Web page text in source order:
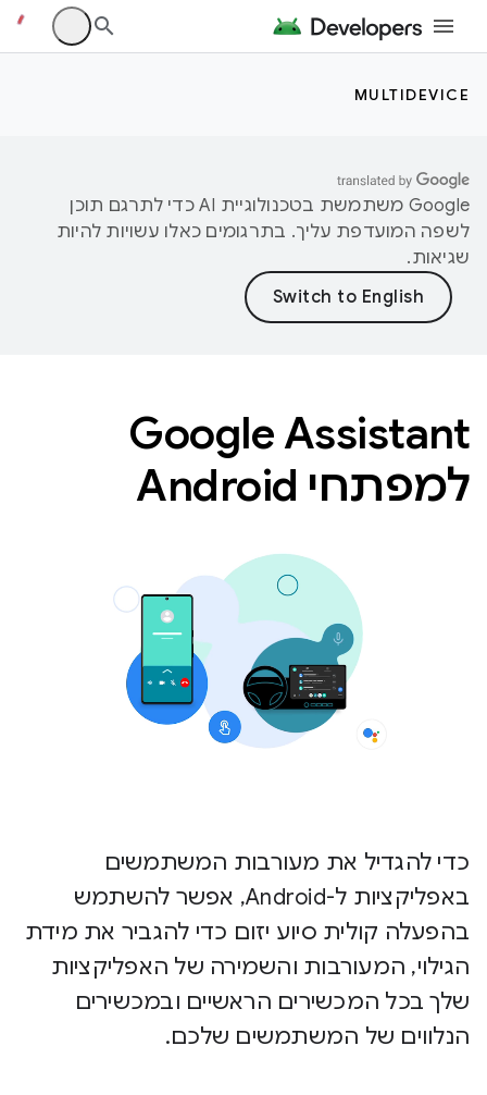
MULTIDEVICE
‫Google משתמשת בטכנולוגיית AI כדי לתרגם תוכן
לשפה המועדפת עליך. בתרגומים כאלו עשויות להיות
שגיאות.
Google Assistant
למפתחי Android
כדי להגדיל את מעורבות המשתמשים
באפליקציות ל-Android, אפשר להשתמש
בהפעלה קולית סיוע יזום כדי להגביר את מידת
הגילוי, המעורבות והשמירה של האפליקציות
שלך בכל המכשירים הראשיים ובמכשירים
הנלווים של המשתמשים שלכם.